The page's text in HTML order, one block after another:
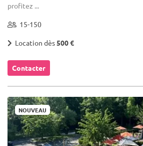
profitez ...
15-150
Location dès500 €
Contacter
NOUVEAU